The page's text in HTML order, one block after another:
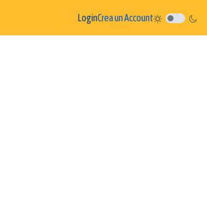
LoginCrea un Account